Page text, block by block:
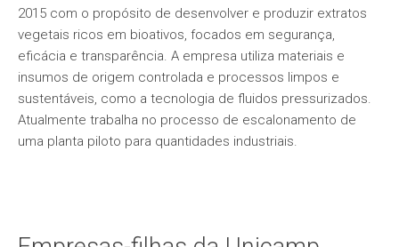
2015 com o propósito de desenvolver e produzir extratos
vegetais ricos em bioativos, focados em segurança,
eficácia e transparência. A empresa utiliza materiais e
insumos de origem controlada e processos limpos e
sustentáveis, como a tecnologia de fluidos pressurizados.
Atualmente trabalha no processo de escalonamento de
uma planta piloto para quantidades industriais.